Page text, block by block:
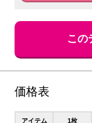
この
価格表
アイテム 1枚